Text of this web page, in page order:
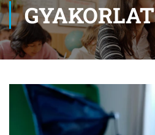
GYAKORLAT